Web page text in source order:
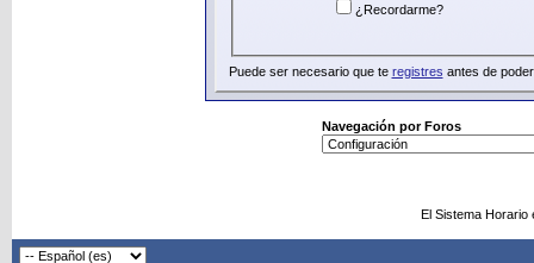
¿Recordarme?
Puede ser necesario que te registres antes de
Navegación por Foros
El Sistema